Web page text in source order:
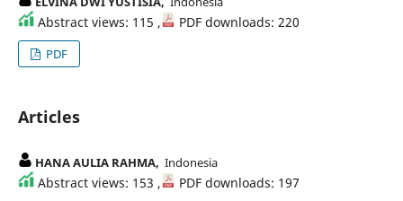
Abstract views: 115 , PDF downloads: 220
PDF
Articles
HANA AULIA RAHMA, Indonesia
Abstract views: 153 , PDF downloads: 197